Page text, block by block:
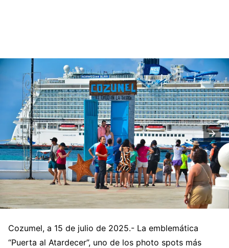
Cozumel, a 15 de julio de 2025.- La emblemática
“Puerta al Atardecer”, uno de los photo spots más